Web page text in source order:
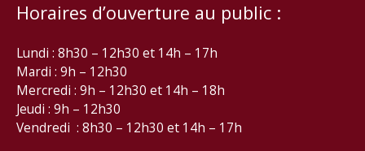
Horaires d’ouverture au public :
Lundi : 8h30 – 12h30 et 14h – 17h
Mardi : 9h – 12h30
Mercredi : 9h – 12h30 et 14h – 18h
Jeudi : 9h – 12h30
Vendredi : 8h30 – 12h30 et 14h – 17h